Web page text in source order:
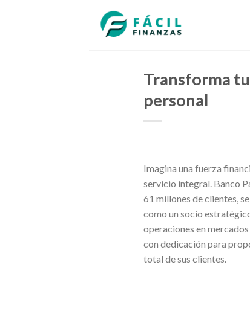
Transforma
personal
Imagina una fuerza
servicio integral. Banco
61 millones de clientes,
como un socio
operaciones en
con dedicación para
total de sus clientes.